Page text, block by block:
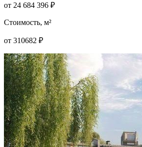
от 24 684 396 ₽
Стоимость, м²
от 310682 ₽